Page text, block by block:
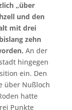
„über
und den
mit drei
zehn
An der
hingegen
ein. Den
über Nußloch
hatte
Punkte